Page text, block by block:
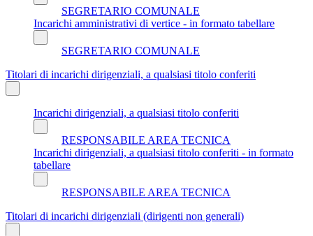
SEGRETARIO COMUNALE
Incarichi amministrativi di vertice - in formato tabellare
SEGRETARIO COMUNALE
Titolari di incarichi dirigenziali, a qualsiasi titolo conferiti
Incarichi dirigenziali, a qualsiasi titolo conferiti
RESPONSABILE AREA TECNICA
Incarichi dirigenziali, a qualsiasi titolo conferiti - in formato
tabellare
RESPONSABILE AREA TECNICA
Titolari di incarichi dirigenziali (dirigenti non generali)